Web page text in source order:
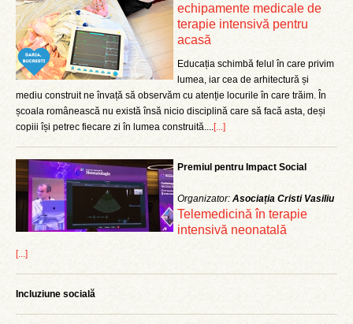
echipamente medicale de
terapie intensivă pentru
acasă
Educația schimbă felul în care privim
lumea, iar cea de arhitectură și
mediu construit ne învață să observăm cu atenție locurile în care trăim. În
școala românească nu există însă nicio disciplină care să facă asta, deși
copiii își petrec fiecare zi în lumea construită....[...]
Premiul pentru Impact Social
Organizator: Asociația Cristi Vasiliu
Telemedicină în terapie
intensivă neonatală
[...]
Incluziune socială